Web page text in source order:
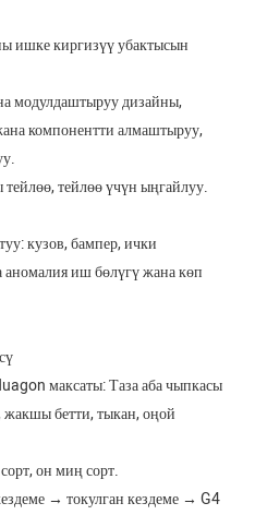
ишке киргизүү убактысын
модулдаштыруу дизайны,
компонентти алмаштыруу,
тейлөө үчүн ыңгайлуу.
кузов, бампер, ички
аномалия иш бөлүгү жана көп
максаты: Таза аба чыпкасы
жакшы бетти, тыкан, оңой
он миң сорт.
→ токулган кездеме → G4